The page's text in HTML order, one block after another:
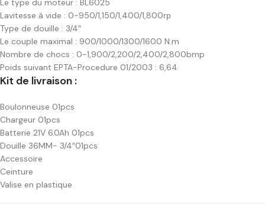
Le type du moteur : BL6025
Lavitesse à vide : 0-950/1,150/1,400/1,800гр
Type de douille : 3/4″
Le couple maximal : 900/1000/1300/1600 N.m
Nombre de chocs : 0-1,900/2,200/2,400/2,800bmp
Poids suivant EPTA-Procedure 01/2003 : 6,64
Kit de livraison :
Boulonneuse 01pcs
Chargeur 01pcs
Batterie 21V 6.0Ah 01pcs
Douille 36MM- 3/4″01pcs
Accessoire
Ceinture
Valise en plastique